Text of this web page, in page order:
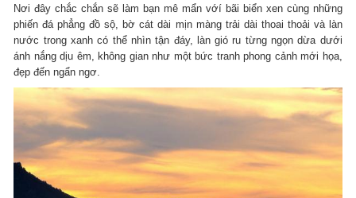
Nơi đây chắc chắn sẽ làm bạn mê mẩn vớí bãi biển xen cùng những
phiến đá phẳng đồ sộ, bờ cát dài mịn màng trải dài thoai thoải và làn
nước trong xanh có thể nhìn tận đáy, làn gió ru từng ngọn dừa dưới
ánh nắng dịu êm, không gian như một bức tranh phong cảnh mới họa,
đẹp đến ngẩn ngơ.